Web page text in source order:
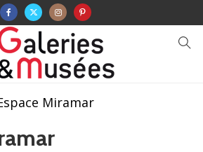
Miramar